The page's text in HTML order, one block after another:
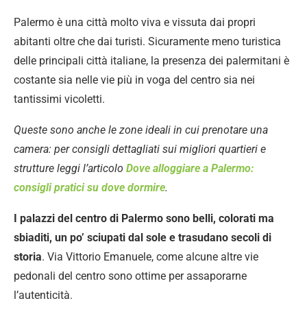
Palermo è una città molto viva e vissuta dai propri
abitanti oltre che dai turisti. Sicuramente meno turistica
delle principali città italiane, la presenza dei palermitani è
costante sia nelle vie più in voga del centro sia nei
tantissimi vicoletti.
Queste sono anche le zone ideali in cui prenotare una
camera: per consigli dettagliati sui migliori quartieri e
strutture leggi l’articolo Dove alloggiare a Palermo:
consigli pratici su dove dormire.
I palazzi del centro di Palermo sono belli, colorati ma
sbiaditi, un po’ sciupati dal sole e trasudano secoli di
storia. Via Vittorio Emanuele, come alcune altre vie
pedonali del centro sono ottime per assaporarne
l’autenticità.